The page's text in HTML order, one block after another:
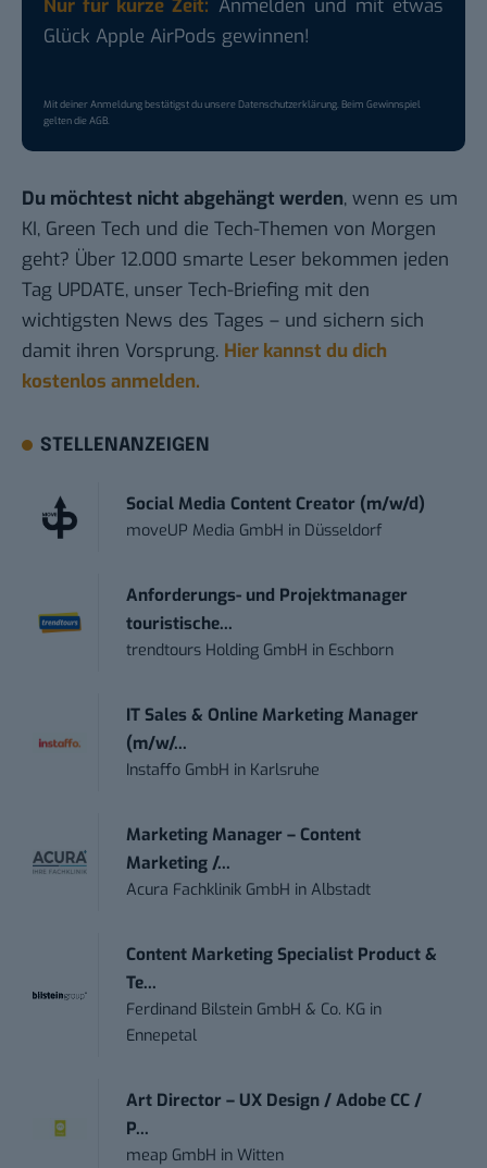
Nur für kurze Zeit: Anmelden und mit etwas
Glück Apple AirPods gewinnen!
Mit deiner Anmeldung bestätigst du unsereDatenschutzerklärung. Beim Gewinnspiel
gelten dieAGB.
Du möchtest nicht abgehängt werden, wenn es um
KI, Green Tech und die Tech-Themen von Morgen
geht? Über 12.000 smarte Leser bekommen jeden
Tag UPDATE, unser Tech-Briefing mit den
wichtigsten News des Tages – und sichern sich
damit ihren Vorsprung. Hier kannst du dich
kostenlos anmelden.
STELLENANZEIGEN
Social Media Content Creator (m/w/d)
moveUP Media GmbH in Düsseldorf
Anforderungs- und Projektmanager
touristische...
trendtours Holding GmbH in Eschborn
IT Sales & Online Marketing Manager
(m/w/...
Instaffo GmbH in Karlsruhe
Marketing Manager – Content
Marketing /...
Acura Fachklinik GmbH inAlbstadt
Content Marketing Specialist Product &
Te...
Ferdinand Bilstein GmbH & Co. KG in
Ennepetal
Art Director – UX Design / Adobe CC /
P...
meap GmbH inWitten